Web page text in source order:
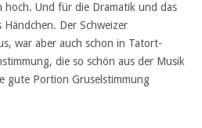
hoch. Und für die Dramatik und das
Händchen. Der Schweizer
war aber auch schon in Tatort-
die so schön aus der Musik
gute Portion Gruselstimmung